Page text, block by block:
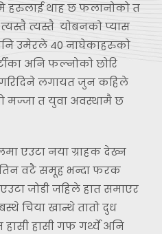
हरुलाई थाह छ फलानोको त
त्यस्तै योबनको प्यास
उमेरले 40 नाघेकाहरुको
अनि फल्नोको छोरि
लगायत जुन कहिले
मज्जा त युवा अवस्थामै छ
एउटा नया ग्राहक देख्न
वटै समूह भन्दा फरक
जोडी जहिले हात समाएर
चिया खान्थे तातो दुध
हासी गफ गर्थ्ये अनि